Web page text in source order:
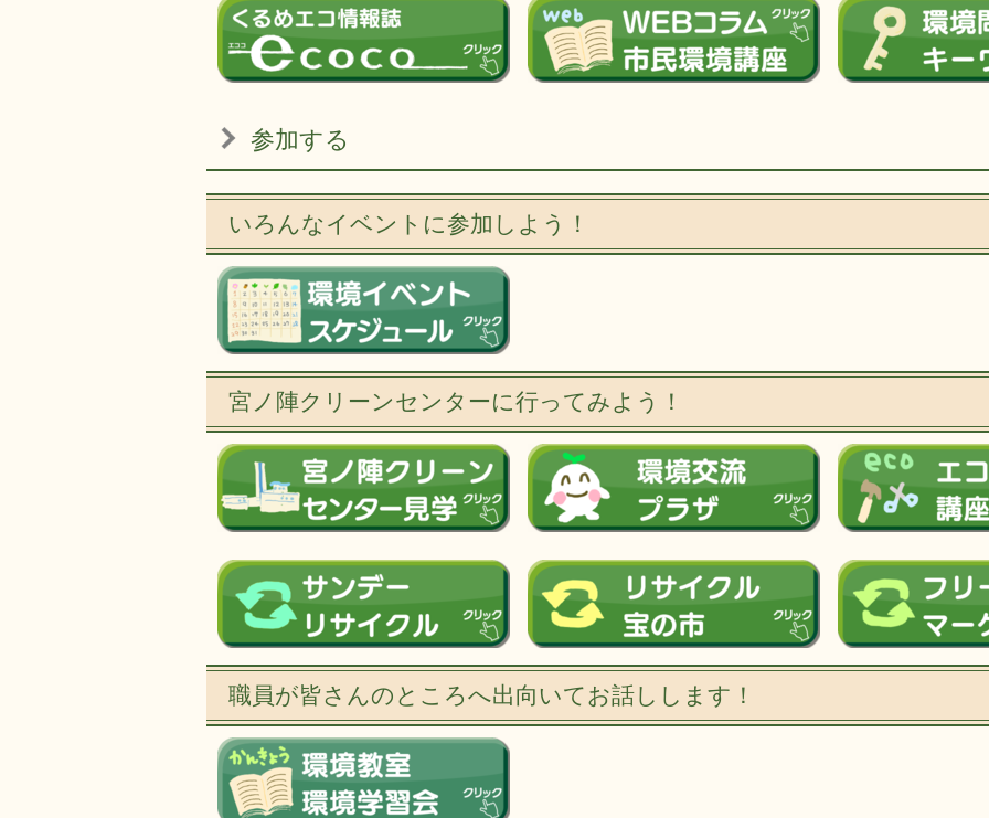
参加する
いろんなイベントに参加しよう！
宮ノ陣クリーンセンターに行ってみよう！
職員が皆さんのところへ出向いてお話しします！